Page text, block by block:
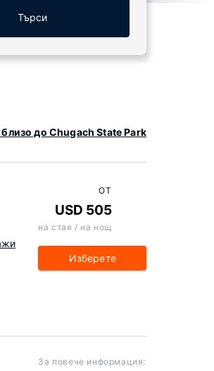
Търси
до Chugach State Park
ОТ
USD 505
на стая / на нощ
Изберете
За повече информация: